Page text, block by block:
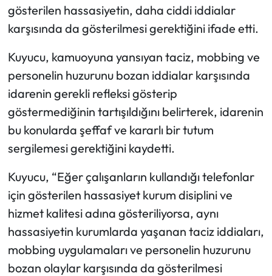
gösterilen hassasiyetin, daha ciddi iddialar
karşısında da gösterilmesi gerektiğini ifade etti.
Kuyucu, kamuoyuna yansıyan taciz, mobbing ve
personelin huzurunu bozan iddialar karşısında
idarenin gerekli refleksi gösterip
göstermediğinin tartışıldığını belirterek, idarenin
bu konularda şeffaf ve kararlı bir tutum
sergilemesi gerektiğini kaydetti.
Kuyucu, “Eğer çalışanların kullandığı telefonlar
için gösterilen hassasiyet kurum disiplini ve
hizmet kalitesi adına gösteriliyorsa, aynı
hassasiyetin kurumlarda yaşanan taciz iddiaları,
mobbing uygulamaları ve personelin huzurunu
bozan olaylar karşısında da gösterilmesi